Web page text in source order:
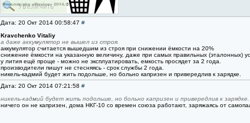
Дата: 20 Окт 2014 00:58:47 #
Kravchenko Vitaliy
а даже аккумулятор не вышел из строя.
аккумулятор считается вышедшим из строя при снижении ёмкости на 20%
снижение ёмкости на указанную величину, даже при самых правильных (эталонных)
у лития ещё проще - можно не эксплуатировать, емкость просядет за 2 года.
производители пишут не стесняясь - срок службы 2 года.
никель-кадмий будет жить подольше, но больно капризен и привередлив к зарядке.
Дата: 20 Окт 2014 07:21:58 #
никель-кадмий будет жить подольше, но больно капризен и привередлив к зарядке.
ничего он не капризен, дома НКГ-10 со времен союза работают, заряжаясь от